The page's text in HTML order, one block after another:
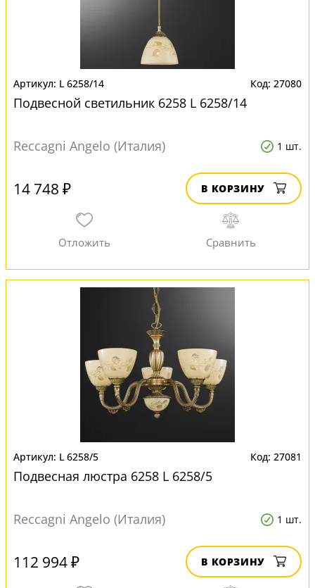
L 6258/14 27080
Подвесной светильник 6258 L 6258/14
Reccagni Angelo (Италия) 1 шт.
14 748 ₽ В КОРЗИНУ
L 6258/5 27081
Подвесная люстра 6258 L 6258/5
Reccagni Angelo (Италия) 1 шт.
112 994 ₽ В КОРЗИНУ